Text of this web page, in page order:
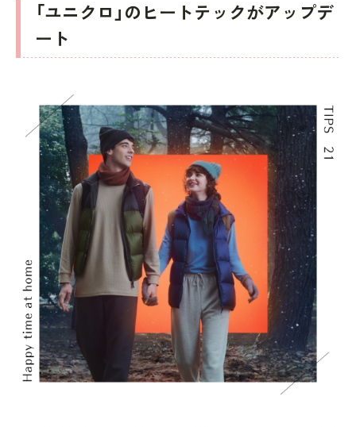
「ユニクロ」のヒートテックがアップデ
ート